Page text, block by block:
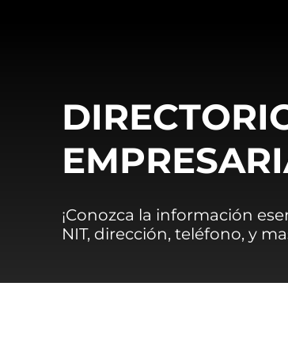
¡Conozca la información
NIT, dirección, teléfono, y